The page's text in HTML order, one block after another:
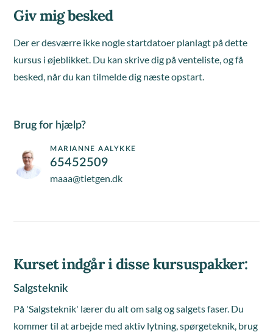
Giv mig besked
Der er desværre ikke nogle startdatoer planlagt på dette
kursus i øjeblikket. Du kan skrive dig på venteliste, og få
besked, når du kan tilmelde dig næste opstart.
Brug for hjælp?
MARIANNE AALYKKE
65452509
maaa@tietgen.dk
Kurset indgår i disse kursuspakker:
Salgsteknik
På 'Salgsteknik' lærer du alt om salg og salgets faser. Du
kommer til at arbejde med aktiv lytning, spørgeteknik, brug